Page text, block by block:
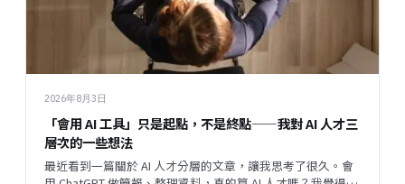
2026年8月3日
「會用 AI 工具」只是起點，不是終點——我對 AI 人才三
層次的一些想法
最近看到一篇關於 AI 人才分層的文章，讓我思考了很久。會